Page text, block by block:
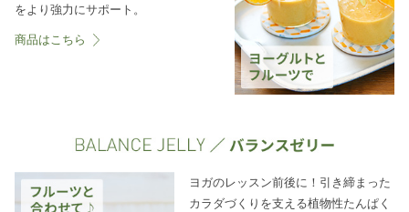
をより強力にサポート。
商品はこちら
ヨガのレッスン前後に！引き締まった
カラダづくりを支える植物性たんぱく